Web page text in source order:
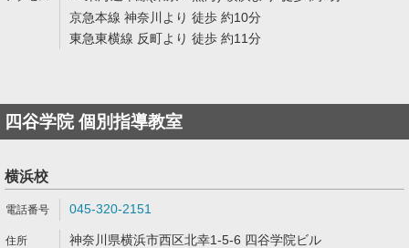
京急本線 神奈川より 徒歩 約10分
東急東横線 反町より 徒歩 約11分
四谷学院 個別指導教室
横浜校
045-320-2151
神奈川県横浜市西区北幸1-5-6 四谷学院ビル